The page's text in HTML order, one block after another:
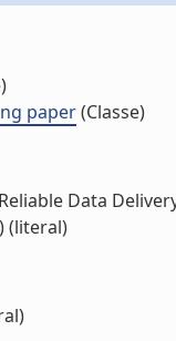
paper(Classe)
Data
(literal)